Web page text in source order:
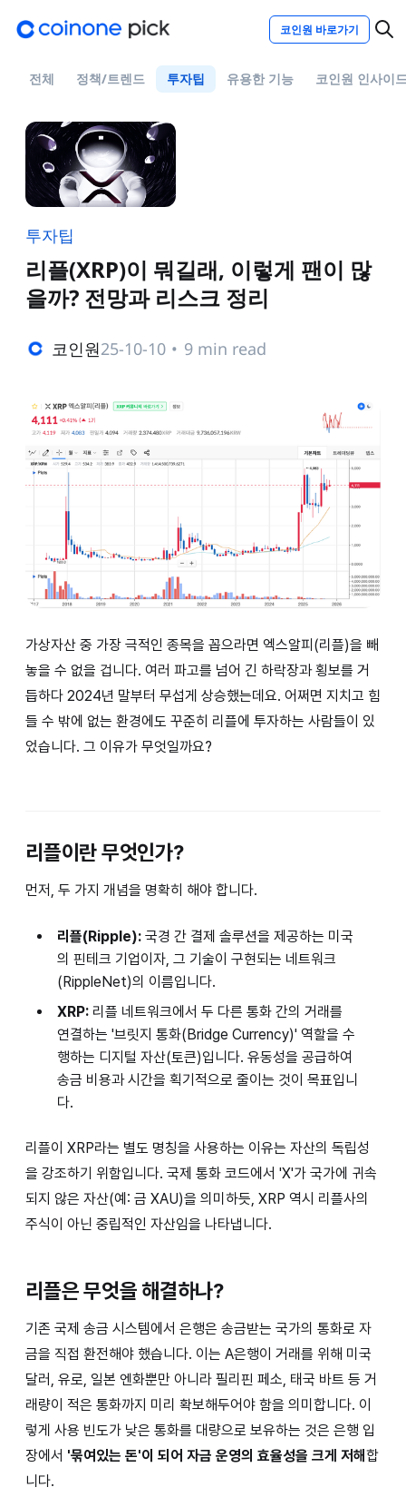
코인원 바로가기
전체 정책/트렌드 투자팁 유용한 기능 코인원 인사이
투자팁
리플(XRP)이 뭐길래, 이렇게 팬이 많
을까? 전망과 리스크 정리
코인원25-10-10 • 9 min read
가상자산 중 가장 극적인 종목을 꼽으라면 엑스알피(리플)을 빼
놓을 수 없을 겁니다. 여러 파고를 넘어 긴 하락장과 횡보를 거
듭하다 2024년 말부터 무섭게 상승했는데요. 어쩌면 지치고 힘
들 수 밖에 없는 환경에도 꾸준히 리플에 투자하는 사람들이 있
었습니다. 그 이유가 무엇일까요?
리플이란 무엇인가?
먼저, 두 가지 개념을 명확히 해야 합니다.
리플(Ripple): 국경 간 결제 솔루션을 제공하는 미국
의 핀테크 기업이자, 그 기술이 구현되는 네트워크
(RippleNet)의 이름입니다.
XRP: 리플 네트워크에서 두 다른 통화 간의 거래를
연결하는 '브릿지 통화(Bridge Currency)' 역할을 수
행하는 디지털 자산(토큰)입니다. 유동성을 공급하여
송금 비용과 시간을 획기적으로 줄이는 것이 목표입니
다.
리플이 XRP라는 별도 명칭을 사용하는 이유는 자산의 독립성
을 강조하기 위함입니다. 국제 통화 코드에서 'X'가 국가에 귀속
되지 않은 자산(예: 금 XAU)을 의미하듯, XRP 역시 리플사의
주식이 아닌 중립적인 자산임을 나타냅니다.
리플은 무엇을 해결하나?
기존 국제 송금 시스템에서 은행은 송금받는 국가의 통화로 자
금을 직접 환전해야 했습니다. 이는 A은행이 거래를 위해 미국
달러, 유로, 일본 엔화뿐만 아니라 필리핀 페소, 태국 바트 등 거
래량이 적은 통화까지 미리 확보해두어야 함을 의미합니다. 이
렇게 사용 빈도가 낮은 통화를 대량으로 보유하는 것은 은행 입
장에서 '묶여있는 돈'이 되어 자금 운영의 효율성을 크게 저해합
니다.